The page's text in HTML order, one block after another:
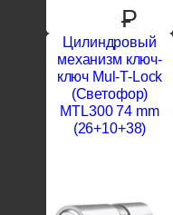
P
Цилиндровый
механизм ключ-
ключ Mul-T-Lock
(Светофор)
MTL300 74 mm
(26+10+38)